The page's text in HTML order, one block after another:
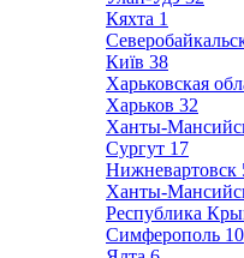
Кяхта 1
Київ 38
Харьковская
Харьков 32
Ханты-
Сургут 17
Нижневартовск
Ханты-
Республика
Симферополь 10